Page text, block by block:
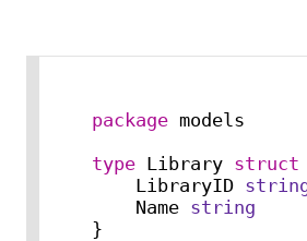
package models
type Library struct
    LibraryID
    Name
string
}